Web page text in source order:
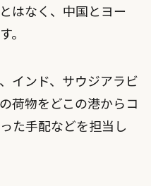
はなく、中国とヨー
。
インド、サウジアラビ
荷物をどこの港からコ
た手配などを担当し